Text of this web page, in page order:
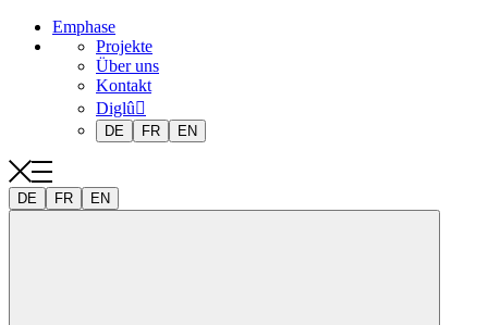
Emphase
Projekte
Über uns
Kontakt
Diglû
DE FR EN
DE FR EN